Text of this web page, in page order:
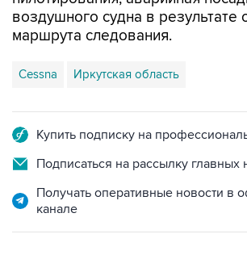
воздушного судна в результате
маршрута следования.
Cessna Иркутская область
Купить подписку на
Подписаться на рассылку главных
Получать оперативные новости в
канале